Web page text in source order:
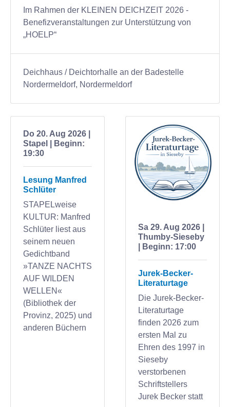
Im Rahmen der KLEINEN DEICHZEIT 2026 -
Benefizveranstaltungen zur Unterstützung von
„HOELP“
Deichhaus / Deichtorhalle an der Badestelle
Nordermeldorf, Nordermeldorf
Do 20. Aug 2026 |
Stapel | Beginn:
19:30
Lesung Manfred
Schlüter
STAPELweise
KULTUR: Manfred
Schlüter liest aus
seinem neuen
Gedichtband
»TANZE NACHTS
AUF WILDEN
WELLEN«
(Bibliothek der
Provinz, 2025) und
anderen Büchern
Sa 29. Aug 2026 |
Thumby-Sieseby
| Beginn: 17:00
Jurek-Becker-
Literaturtage
Die Jurek-Becker-
Literaturtage
finden 2026 zum
ersten Mal zu
Ehren des 1997 in
Sieseby
verstorbenen
Schriftstellers
Jurek Becker statt